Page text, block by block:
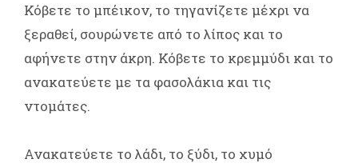
Κόβετε το μπέικον, το τηγανίζετε μέχρι να
ξεραθεί, σουρώνετε από το λίπος και το
αφήνετε στην άκρη. Κόβετε το κρεμμύδι και το
ανακατεύετε με τα φασολάκια και τις
ντομάτες.
Ανακατεύετε το λάδι, το ξύδι, το χυμό